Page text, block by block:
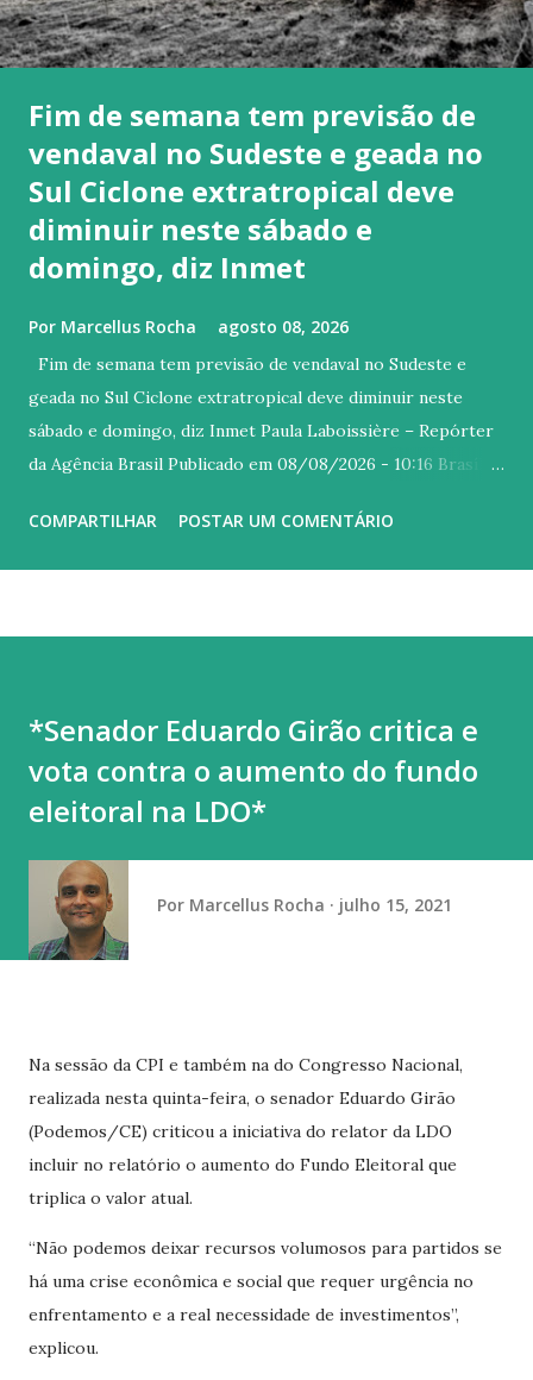
Fim de semana tem previsão de
vendaval no Sudeste e geada no
Sul Ciclone extratropical deve
diminuir neste sábado e
domingo, diz Inmet
Por Marcellus Rocha agosto 08, 2026
Fim de semana tem previsão de vendaval no Sudeste e
geada no Sul Ciclone extratropical deve diminuir neste
sábado e domingo, diz Inmet Paula Laboissière – Repórter
da Agência Brasil Publicado em 08/08/2026 - 10:16 Brasília
Santa Catarina Versão em áudio Os efeitos do ciclone
centro-sul do Rio Grande do Sul e em áreas de Santa
Catarina. A partir de segunda-feira (10), o ar frio alcança
também São Paulo e Rio de Janeiro, mas com menor
tempestades permaneçam concentradas entre o Paraná, o
centro e o norte de Santa Catarina, o sul de Mato Grosso
do Sul e o centro-sul de São Paulo. Há ainda aviso amarelo
d...
COMPARTILHAR POSTAR UM COMENTÁRIO
*Senador Eduardo Girão critica e
vota contra o aumento do fundo
eleitoral na LDO*
Por Marcellus Rocha julho 15, 2021
Na sessão da CPI e também na do Congresso Nacional,
realizada nesta quinta-feira, o senador Eduardo Girão
(Podemos/CE) criticou a iniciativa do relator da LDO
incluir no relatório o aumento do Fundo Eleitoral que
triplica o valor atual.
“Não podemos deixar recursos volumosos para partidos se
há uma crise econômica e social que requer urgência no
enfrentamento e a real necessidade de investimentos”,
explicou.